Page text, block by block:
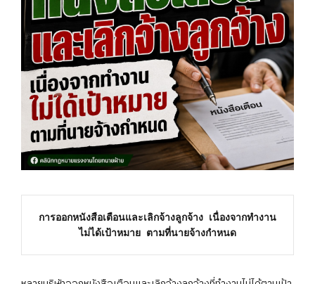
การออกหนังสือเตือนและเลิกจ้างลูกจ้าง เนื่องจากทำงาน
ไม่ได้เป้าหมาย ตามที่นายจ้างกำหนด